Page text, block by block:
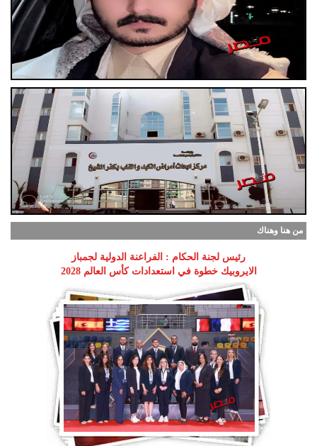
من هنا وهناك
رئيس لجنة الحكام : الفراعنة الدولية لجمباز
الايروبيك خطوة في استعدادات كأس العالم 2028